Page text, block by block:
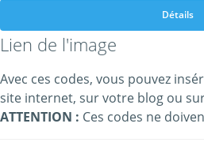
Détails
Lien de l'image
Avec ces codes, vous pouvez
site internet, sur votre blog ou
ATTENTION : Ces codes ne